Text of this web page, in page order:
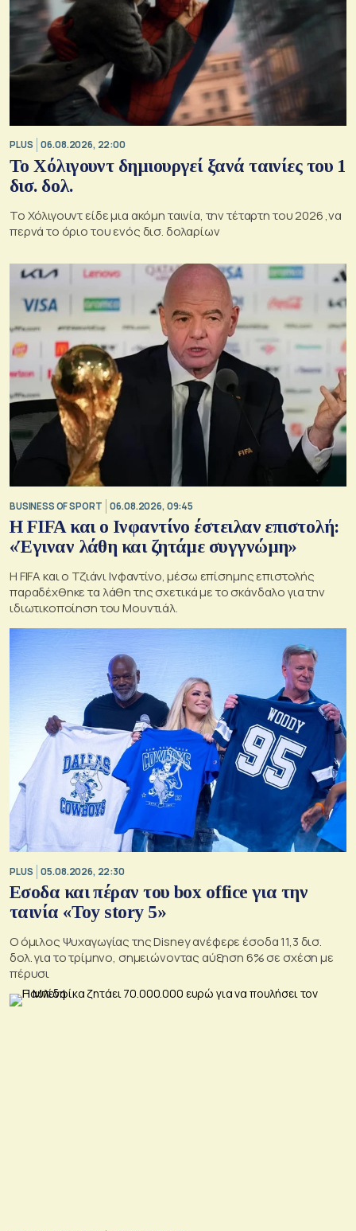
PLUS 06.08.2026, 22:00
Το Χόλιγουντ δημιουργεί ξανά ταινίες του 1
δισ. δολ.
Το Χόλιγουντ είδε μια ακόμη ταινία, την τέταρτη του 2026 ,να
περνά το όριο του ενός δισ. δολαρίων
BUSINESS OF SPORT 06.08.2026, 09:45
Η FIFA και ο Ινφαντίνο έστειλαν επιστολή:
«Έγιναν λάθη και ζητάμε συγγνώμη»
Η FIFA και ο Τζιάνι Ινφαντίνο, μέσω επίσημης επιστολής
παραδέχθηκε τα λάθη της σχετικά με το σκάνδαλο για την
ιδιωτικοποίηση του Μουντιάλ.
PLUS 05.08.2026, 22:30
Εσοδα και πέραν του box office για την
ταινία «Toy story 5»
Ο όμιλος Ψυχαγωγίας της Disney ανέφερε έσοδα 11,3 δισ.
δολ. για το τρίμηνο, σημειώνοντας αύξηση 6% σε σχέση με
πέρυσι